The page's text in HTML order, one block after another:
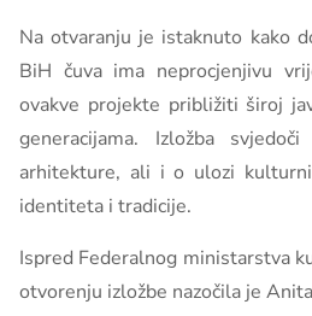
Na otvaranju je istaknuto kako
BiH čuva ima neprocjenjivu
ovakve projekte približiti široj
generacijama. Izložba
arhitekture, ali i o ulozi
identiteta i tradicije.
Ispred Federalnog ministarstva
otvorenju izložbe nazočila je